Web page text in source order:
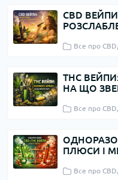
CBD
Все про
THC
НА ЩО
Все про
ПЛЮСИ І
Все про